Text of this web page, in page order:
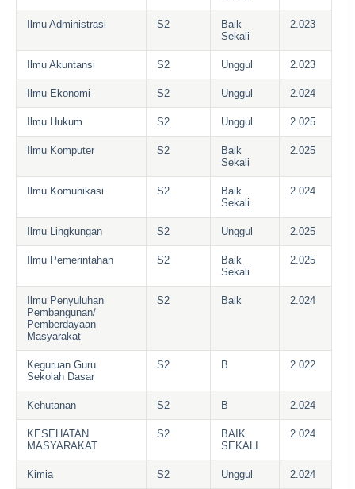
Ilmu Administrasi S2
Baik
Sekali
2.023
Ilmu Akuntansi S2 Unggul 2.023
Ilmu Ekonomi S2 Unggul 2.024
Ilmu Hukum S2 Unggul 2.025
Ilmu Komputer S2
Baik
Sekali
2.025
Ilmu Komunikasi S2
Baik
Sekali
2.024
Ilmu Lingkungan S2 Unggul 2.025
Ilmu Pemerintahan S2
Baik
Sekali
2.025
Ilmu Penyuluhan
Pembangunan/
Pemberdayaan
Masyarakat
S2 Baik 2.024
Keguruan Guru
Sekolah Dasar
S2 B 2.022
Kehutanan S2 B 2.024
KESEHATAN
MASYARAKAT
S2
BAIK
SEKALI
2.024
Kimia S2 Unggul 2.024